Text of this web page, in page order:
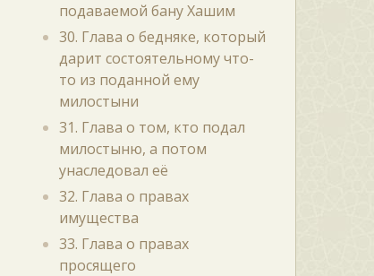
подаваемой бану Хашим
30. Глава о бедняке, который
дарит состоятельному что-
то из поданной ему
милостыни
31. Глава о том, кто подал
милостыню, а потом
унаследовал её
32. Глава о правах
имущества
33. Глава о правах
просящего